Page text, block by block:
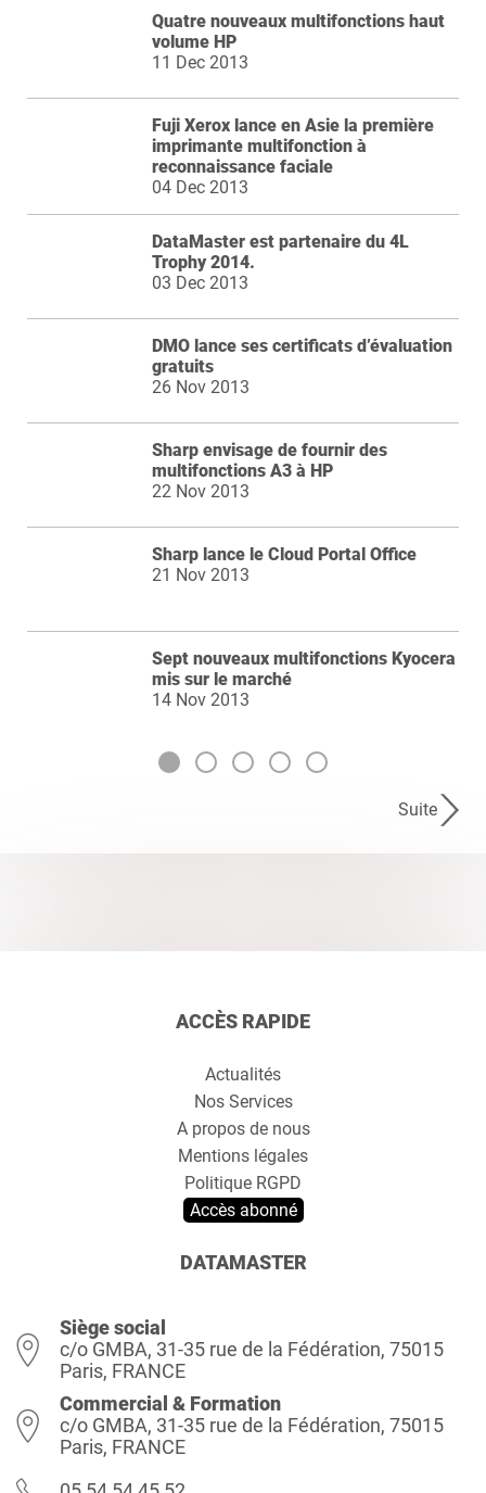
Quatre nouveaux multifonctions haut
volume HP
11 Dec 2013
Fuji Xerox lance en Asie la première
imprimante multifonction à
reconnaissance faciale
04 Dec 2013
DataMaster est partenaire du 4L
Trophy 2014.
03 Dec 2013
DMO lance ses certificats d’évaluation
gratuits
26 Nov 2013
Sharp envisage de fournir des
multifonctions A3 à HP
22 Nov 2013
Sharp lance le Cloud Portal Office
21 Nov 2013
Sept nouveaux multifonctions Kyocera
mis sur le marché
14 Nov 2013
Suite
ACCÈS RAPIDE
Actualités
Nos Services
A propos de nous
Mentions légales
Politique RGPD
Accès abonné
DATAMASTER
Siège social
c/o GMBA, 31-35 rue de la Fédération, 75015
Paris, FRANCE
Commercial & Formation
c/o GMBA, 31-35 rue de la Fédération, 75015
Paris, FRANCE